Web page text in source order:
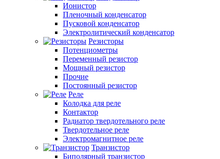
Ионистор
Пленочный конденсатор
Пусковой конденсатор
Электролитический конденсатор
Резисторы
Потенциометры
Переменный резистор
Мощный резистор
Прочие
Постоянный резистор
Реле
Колодка для реле
Контактор
Радиатор твердотельного реле
Твердотельное реле
Электромагнитное реле
Транзистор
Биполярный транзистор